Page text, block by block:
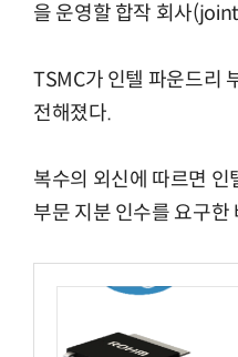
을 운영할 합작 회사
TSMC가 인텔 파운드리
전해졌다.
복수의 외신에 따르면
부문 지분 인수를 요구한